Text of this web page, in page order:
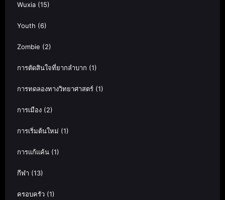
Wuxia (15)
Youth (6)
Zombie (2)
การตัดสินใจที่ยากลำบาก (1)
การทดลองทางวิทยาศาสตร์ (1)
การเมือง (2)
การเริ่มต้นใหม่ (1)
การแก้แค้น (1)
กีฬา (13)
ครอบครัว (1)